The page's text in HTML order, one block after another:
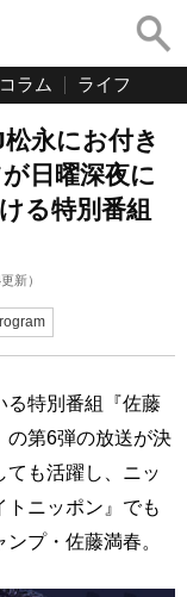
コラム ライフ
永にお付き
日曜深夜に
る特別番組
更新）
る特別番組『佐藤
の第6弾の放送が決
ても活躍し、ニッ
トニッポン』でも
プ・佐藤満春。